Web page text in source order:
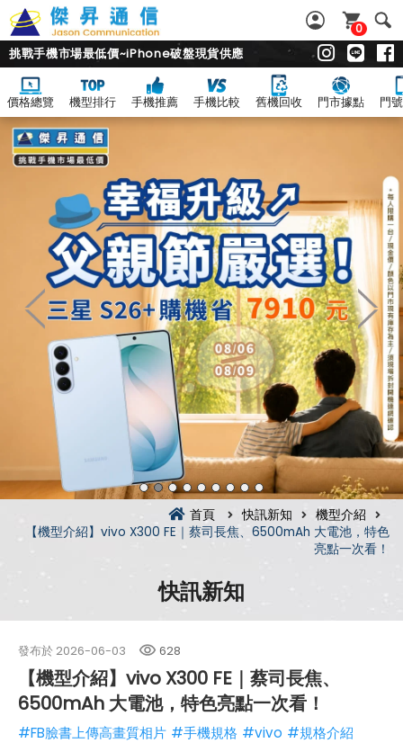
0
挑戰手機市場最低價~iPhone破盤現貨供應
價格總覽 機型排行 手機推薦 手機比較 舊機回收 門市據點 門
首頁 快訊新知
機型介紹
【機型介紹】vivo X300 FE｜蔡司長焦、6500mAh 大電池，特色
亮點一次看！
快訊新知
發布於 2026-06-03 628
【機型介紹】vivo X300 FE｜蔡司長焦、
6500mAh 大電池，特色亮點一次看！
#FB臉書上傳高畫質相片 #手機規格 #vivo #規格介紹